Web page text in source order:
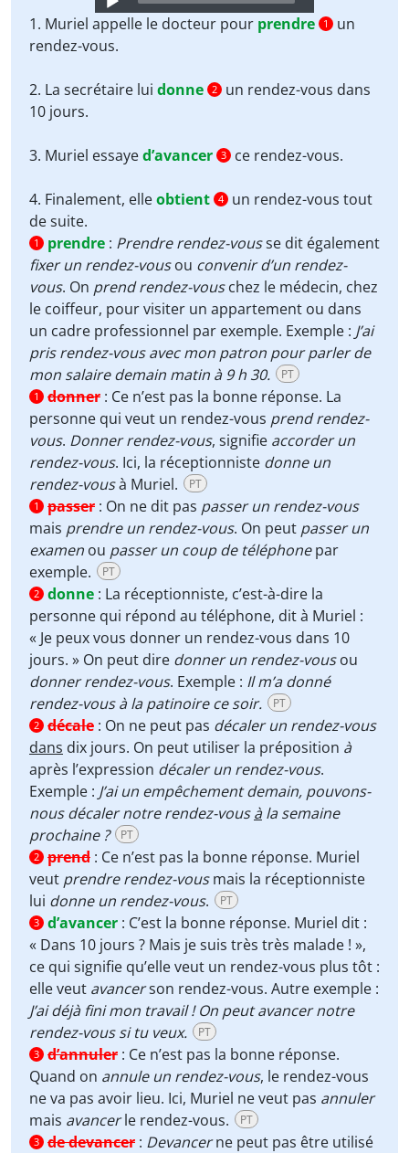
Player
1. Muriel appelle le docteur pour prendre 1
un
rendez-vous.
2. La secrétaire lui donne 2
un rendez-vous dans
10 jours.
3. Muriel essayed’avancer 3 ce rendez-vous.
4. Finalement, elleobtient 4
un rendez-vous tout
de suite.
1 prendre : Prendre rendez-vousse dit également
fixer un rendez-vousou convenir d’un rendez-
vous. On prend rendez-vouschez le médecin, chez
le coiffeur, pour visiter un appartement ou dans
un cadre professionnel par exemple. Exemple : J’ai
pris rendez-vous avec mon patron pour parler de
mon salaire demain matin à 9 h 30.
PT
1 donner : Ce n’est pas la bonne réponse. La
personne qui veut un rendez-vous prend rendez-
vous. Donner rendez-vous, signifie accorder un
rendez-vous. Ici, la réceptionniste donne un
rendez-vousà Muriel. PT
1 passer : On ne dit pas passer un rendez-vous
mais prendre un rendez-vous. On peut passer un
examen ou passer un coup de téléphonepar
exemple.
PT
2 donne : La réceptionniste, c’est-à-dire la
personne qui répond au téléphone, dit à Muriel :
« Je peux vous donner un rendez-vous dans 10
jours. » On peut dire donner un rendez-vousou
donner rendez-vous. Exemple : Il m’a donné
rendez-vous à la patinoire ce soir.
PT
2 décale : On ne peut pas décaler un rendez-vous
dans dix jours. On peut utiliser la préposition à
après l’expression décaler un rendez-vous.
Exemple : J’ai un empêchement demain, pouvons-
nous décaler notre rendez-vousàla semaine
prochaine ?
PT
2 prend : Ce n’est pas la bonne réponse. Muriel
veut prendre rendez-vousmais la réceptionniste
lui donne un rendez-vous. PT
3 d’avancer : C’est la bonne réponse. Muriel dit :
« Dans 10 jours ? Mais je suis très très malade ! »,
ce qui signifie qu’elle veut un rendez-vous plus tôt :
elle veut avancerson rendez-vous. Autre exemple :
J’ai déjà fini mon travail ! On peut avancer notre
rendez-vous si tu veux.
PT
3 d’annuler : Ce n’est pas la bonne réponse.
Quand on annule un rendez-vous, le rendez-vous
ne va pas avoir lieu. Ici, Muriel ne veut pas annuler
mais avancerle rendez-vous. PT
3 de devancer : Devancerne peut pas être utilisé